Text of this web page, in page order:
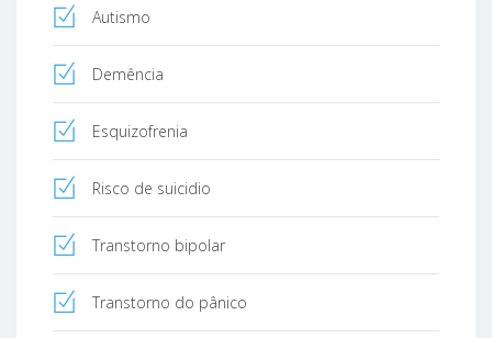
Autismo
Demência
Esquizofrenia
Risco de suicidio
Transtorno bipolar
Transtorno do pânico